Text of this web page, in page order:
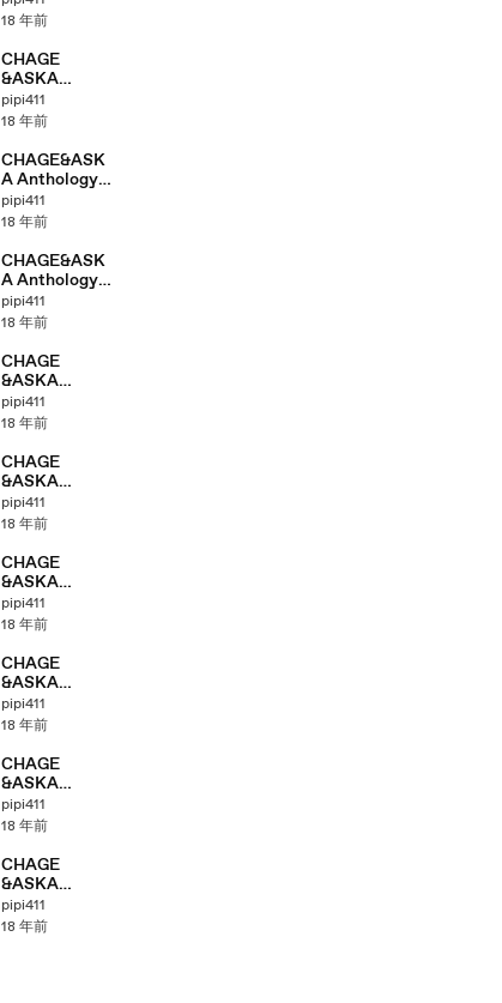
97＞1998」
18 年前
CHAGE
&ASKA
Anthology「19
97＞1998」
pipi411
18 年前
CHAGE&ASK
A Anthology
「2003＞2004」
part8_5
pipi411
18 年前
CHAGE&ASK
A Anthology
「2003＞2004」
part8_4
pipi411
18 年前
CHAGE
&ASKA
Anthology
「2002＞2003」
pipi411
18 年前
CHAGE
&ASKA
Anthology
「2002＞2003」
pipi411
18 年前
CHAGE
&ASKA
Anthology
「2001＞2002」
pipi411
18 年前
CHAGE
&ASKA
Anthology
「2000＞2001」
pipi411
18 年前
CHAGE
&ASKA
Anthology
「2000＞2001」
pipi411
18 年前
CHAGE
&ASKA
Anthology
「2000＞2001」
pipi411
18 年前